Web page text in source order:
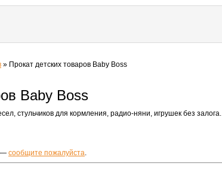
» Прокат детских товаров Baby Boss
Baby Boss
стульчиков для кормления, радио-няни, игрушек без залога.
— сообщите пожалуйста.